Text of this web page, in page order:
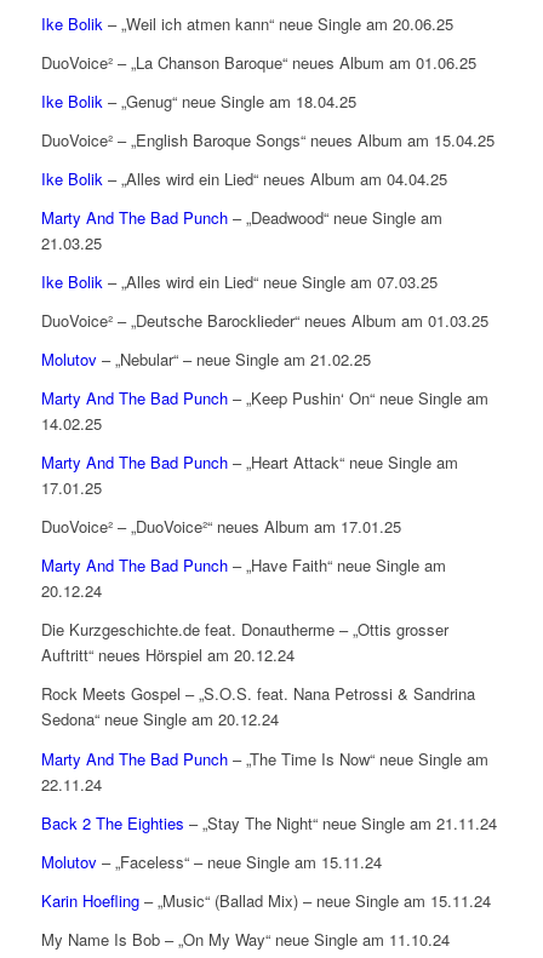
Ike Bolik – „Weil ich atmen kann“ neue Single am 20.06.25
DuoVoice² – „La Chanson Baroque“ neues Album am 01.06.25
Ike Bolik– „Genug“ neue Single am 18.04.25
DuoVoice² – „English Baroque Songs“ neues Album am 15.04.25
Ike Bolik– „Alles wird ein Lied“ neues Album am 04.04.25
Marty And The Bad Punch– „Deadwood“ neue Single am
21.03.25
Ike Bolik– „Alles wird ein Lied“ neue Single am 07.03.25
DuoVoice² – „Deutsche Barocklieder“ neues Album am 01.03.25
Molutov – „Nebular“ – neue Single am 21.02.25
Marty And The Bad Punch– „Keep Pushin‘ On“ neue Single am
14.02.25
Marty And The Bad Punch– „Heart Attack“ neue Single am
17.01.25
DuoVoice² – „DuoVoice²“ neues Album am 17.01.25
Marty And The Bad Punch– „Have Faith“ neue Single am
20.12.24
Die Kurzgeschichte.de feat. Donautherme – „Ottis grosser
Auftritt“ neues Hörspiel am 20.12.24
Rock Meets Gospel – „S.O.S. feat. Nana Petrossi & Sandrina
Sedona“ neue Single am 20.12.24
Marty And The Bad Punch– „The Time Is Now“ neue Single am
22.11.24
Back 2 The Eighties – „Stay The Night“ neue Single am 21.11.24
Molutov – „Faceless“ – neue Single am 15.11.24
Karin Hoefling– „Music“ (Ballad Mix) – neue Single am 15.11.24
My Name Is Bob – „On My Way“ neue Single am 11.10.24